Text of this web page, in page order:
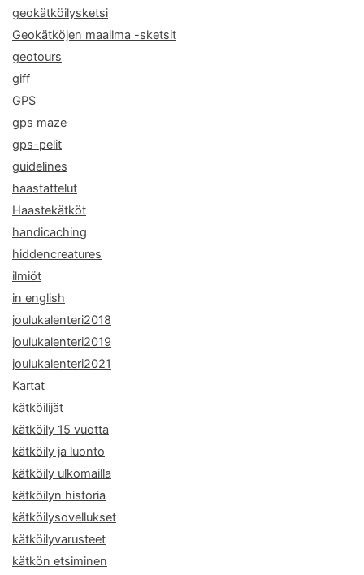
geokätköilysketsi
Geokätköjen maailma -sketsit
geotours
giff
GPS
gps maze
gps-pelit
guidelines
haastattelut
Haastekätköt
handicaching
hiddencreatures
ilmiöt
in english
joulukalenteri2018
joulukalenteri2019
joulukalenteri2021
Kartat
kätköilijät
kätköily 15 vuotta
kätköily ja luonto
kätköily ulkomailla
kätköilyn historia
kätköilysovellukset
kätköilyvarusteet
kätkön etsiminen